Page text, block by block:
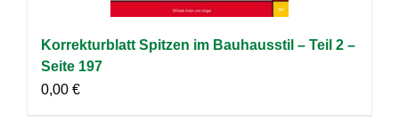
Korrekturblatt Spitzen im Bauhausstil – Teil 2 –
Seite 197
0,00 €